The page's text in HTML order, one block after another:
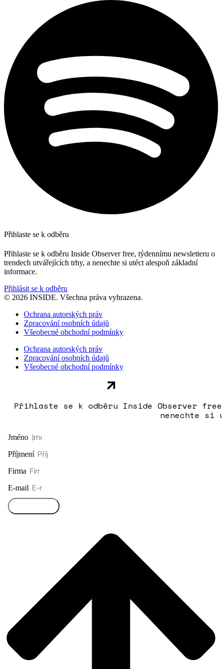
Přihlaste se k odběru
Přihlaste se k odběru Inside Observer free, týdennímu newsletteru o
trendech utvářejících trhy, a nenechte si utéct alespoň základní
informace.
Přihlásit se k odběru
© 2026 INSIDE. Všechna práva vyhrazena.
Ochrana autorských práv
Zpracování osobních údajů
Všeobecné obchodní podmínky
Ochrana autorských práv
Zpracování osobních údajů
Všeobecné obchodní podmínky
Přihlaste se k odběru Inside Observer
nenechte si
Jméno
Příjmení
Firma
E-mail